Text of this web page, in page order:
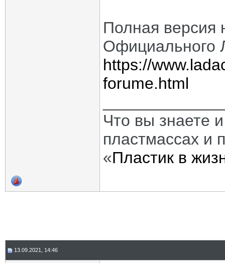
Полная версия
Официального
https://
forume.html
Что вы знаете
пластмассах и
«Пластик в
13.09.2021, 14:46